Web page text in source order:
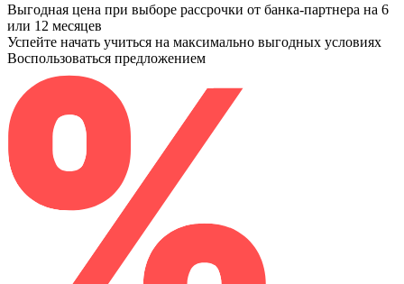
Выгодная цена при выборе рассрочки от банка-партнера на 6
или 12 месяцев
Успейте начать учиться на максимально выгодных условиях
Воспользоваться предложением